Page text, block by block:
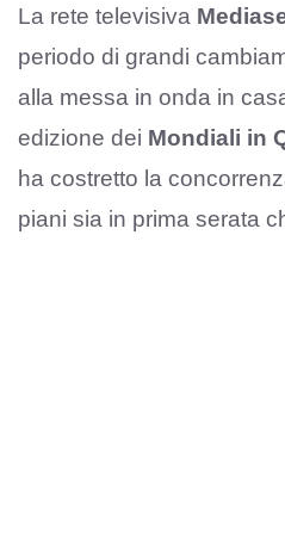
La rete televisiva
periodo di grandi
alla messa in onda in
edizione dei Mondiali in
ha costretto la
piani sia in prima serata